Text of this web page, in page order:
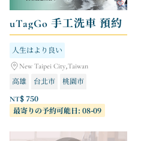
uTagGo 手工洗車 預約
人生はより良い
New Taipei City,Taiwan
高雄
台北市 桃園市
NT$ 750
最寄りの予約可能日: 08-09